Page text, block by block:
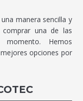
manera sencilla y
una de las
Hemos
opciones por